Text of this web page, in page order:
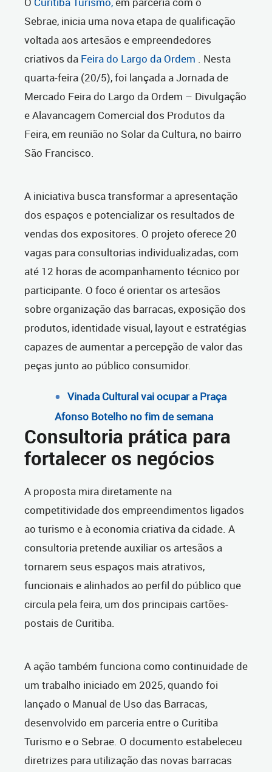
Sebrae, inicia uma nova etapa de qualificação
voltada aos artesãos e empreendedores
criativos da Feira do Largo da Ordem . Nesta
quarta-feira (20/5), foi lançada a Jornada de
Mercado Feira do Largo da Ordem – Divulgação
e Alavancagem Comercial dos Produtos da
Feira, em reunião no Solar da Cultura, no bairro
São Francisco.
A iniciativa busca transformar a apresentação
dos espaços e potencializar os resultados de
vendas dos expositores. O projeto oferece 20
vagas para consultorias individualizadas, com
até 12 horas de acompanhamento técnico por
participante. O foco é orientar os artesãos
sobre organização das barracas, exposição dos
produtos, identidade visual, layout e estratégias
capazes de aumentar a percepção de valor das
peças junto ao público consumidor.
Vinada Cultural vai ocupar a Praça
Afonso Botelho no fim de semana
Consultoria prática para
fortalecer os negócios
A proposta mira diretamente na
competitividade dos empreendimentos ligados
ao turismo e à economia criativa da cidade. A
consultoria pretende auxiliar os artesãos a
tornarem seus espaços mais atrativos,
funcionais e alinhados ao perfil do público que
circula pela feira, um dos principais cartões-
postais de Curitiba.
A ação também funciona como continuidade de
um trabalho iniciado em 2025, quando foi
lançado o Manual de Uso das Barracas,
desenvolvido em parceria entre o Curitiba
Turismo e o Sebrae. O documento estabeleceu
diretrizes para utilização das novas barracas